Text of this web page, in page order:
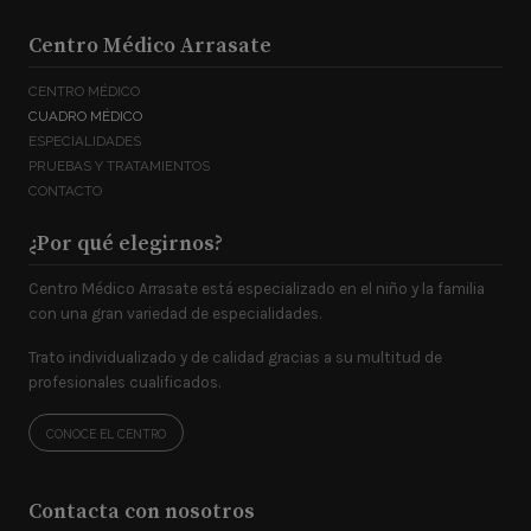
Previa petición de hora
Centro Médico Arrasate
CENTRO MÉDICO
CUADRO MÉDICO
ESPECIALIDADES
PRUEBAS Y TRATAMIENTOS
CONTACTO
¿Por qué elegirnos?
Centro Médico Arrasate está especializado en el niño y la familia
con una gran variedad de especialidades.
Trato individualizado y de calidad gracias a su multitud de
profesionales cualificados.
CONOCE EL CENTRO
Contacta con nosotros